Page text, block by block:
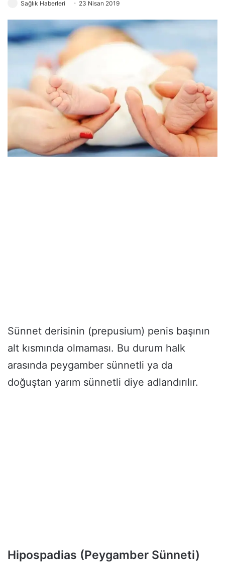
Sağlık Haberleri 23 Nisan 2019
Sünnet derisinin (prepusium) penis başının
alt kısmında olmaması. Bu durum halk
arasında peygamber sünnetli ya da
doğuştan yarım sünnetli diye adlandırılır.
Hipospadias (Peygamber Sünneti)